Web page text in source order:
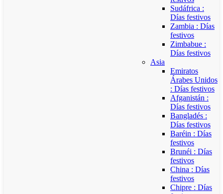
Sudáfrica :
Días festivos
Zambia : Días
festivos
Zimbabue :
Días festivos
Asia
Emiratos
Árabes Unidos
: Días festivos
Afganistán :
Días festivos
Bangladés :
Días festivos
Baréin : Días
festivos
Brunéi : Días
festivos
China : Días
festivos
Chipre : Días